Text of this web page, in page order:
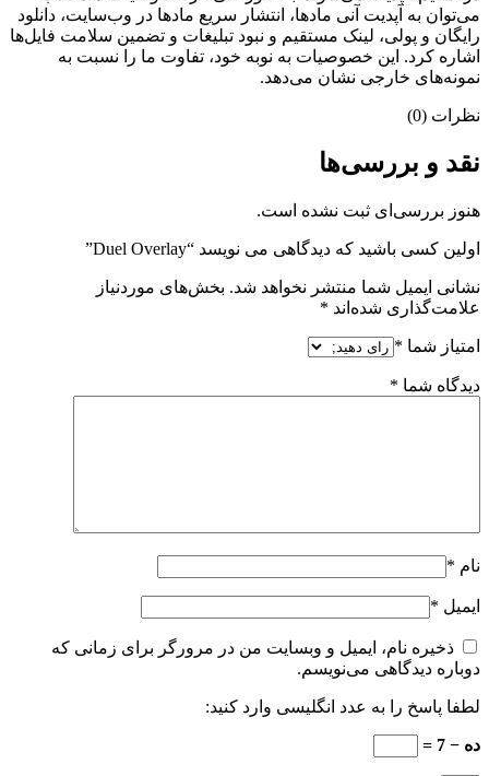
می‌‌توان به آپدیت آنی مادها، انتشار سریع مادها در وب‌سایت، دانلود
رایگان و پولی، لینک مستقیم و نبود تبلیغات و تضمین سلامت فایل‌ها
اشاره کرد. این خصوصیات به نوبه خود، تفاوت ما را نسبت به
نمونه‌های خارجی نشان می‌دهد.
نظرات (0)
نقد و بررسی‌ها
هنوز بررسی‌ای ثبت نشده است.
اولین کسی باشید که دیدگاهی می نویسد “Duel Overlay”
نشانی ایمیل شما منتشر نخواهد شد. بخش‌های موردنیاز
علامت‌گذاری شده‌اند *
امتیاز شما *
دیدگاه شما *
نام *
ایمیل *
ذخیره نام، ایمیل و وبسایت من در مرورگر برای زمانی که
دوباره دیدگاهی می‌نویسم.
لطفا پاسخ را به عدد انگلیسی وارد کنید:
ده − 7 =